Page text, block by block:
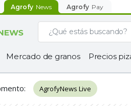
Agrofy News Agrofy Pay
Mercado de granos Precios
: AgrofyNews Live